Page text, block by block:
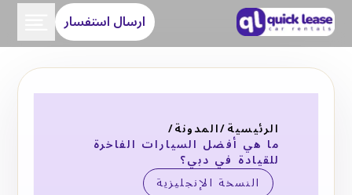
ارسال استفسار
الرئيسية/المدونة/
ما هي أفضل السيارات الفاخرة
للقيادة في دبي؟
النسخة الإنجليزية